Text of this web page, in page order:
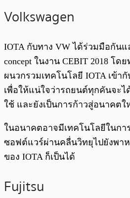
Volkswagen
IOTA กับทาง VW ได้ร่วมมือกันแ
concept ในงาน CEBIT 2018 โด
ผนวกรวมเทคโนโลยี IOTA เข้
เพื่อให้แน่ใจว่ารถยนต์ทุกคันจะไ
ใช้ และยังเป็นการก้าวสู่อนาคตใ
ในอนาคตอาจมีเทคโนโลยีในกา
ซอฟต์แวร์ผ่านคลื่นวิทยุไปยังพา
ของ IOTA ก็เป็นได้
Fujitsu